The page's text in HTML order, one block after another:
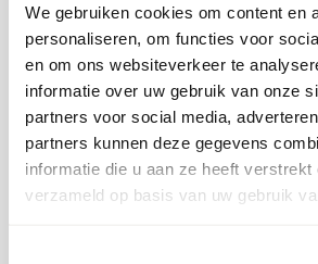
We gebruiken cookies om content en
personaliseren, om functies voor
en om ons websiteverkeer te
informatie over uw gebruik van onze
partners voor social media,
partners kunnen deze gegevens
informatie die u aan ze heeft verstrekt
verzameld op basis van uw gebruik
Onze pakketten worden verstuurd met
Op werkdagen (maandag tot vrijdag)
en betaald = dezelfde werkdag verzonden.
Let op, het is erg druk bij PostNL.
Hierdoor kan je bestelling langer
(langere levertijden), wij vragen je hiermee
en op tijd te bestellen.